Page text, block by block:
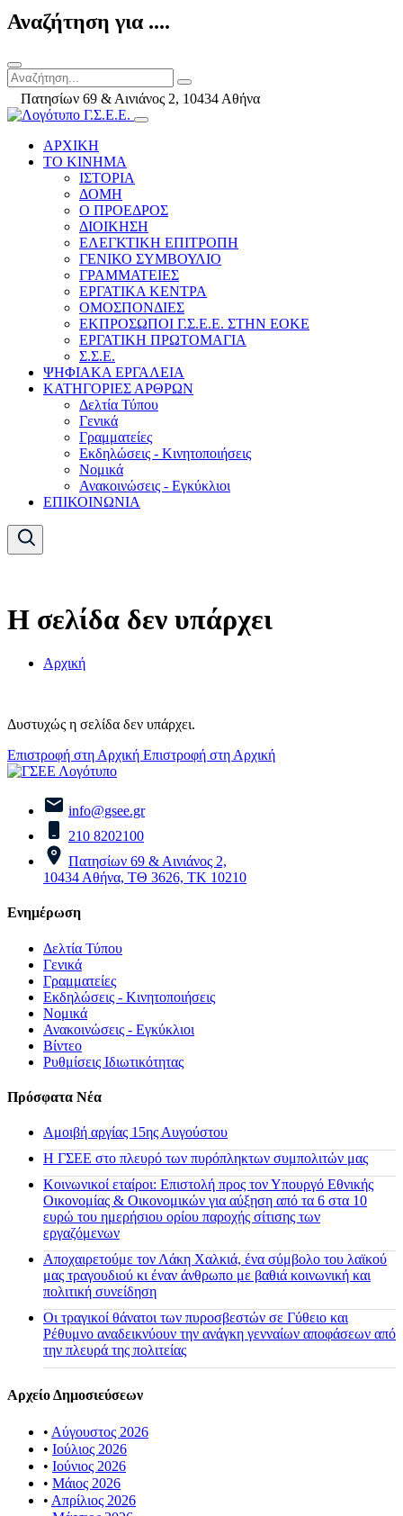
Αναζήτηση για ....
Πατησίων 69 & Αινιάνος 2, 10434 Αθήνα
ΑΡΧΙΚΗ
ΤΟ ΚΙΝΗΜΑ
ΙΣΤΟΡΙΑ
ΔΟΜΗ
Ο ΠΡΟΕΔΡΟΣ
ΔΙΟΙΚΗΣΗ
ΕΛΕΓΚΤΙΚΗ ΕΠΙΤΡΟΠΗ
ΓΕΝΙΚΟ ΣΥΜΒΟΥΛΙΟ
ΓΡΑΜΜΑΤΕΙΕΣ
ΕΡΓΑΤΙΚΑ ΚΕΝΤΡΑ
ΟΜΟΣΠΟΝΔΙΕΣ
ΕΚΠΡΟΣΩΠΟΙ Γ.Σ.Ε.Ε. ΣΤΗΝ ΕΟΚΕ
ΕΡΓΑΤΙΚΗ ΠΡΩΤΟΜΑΓΙΑ
Σ.Σ.Ε.
ΨΗΦΙΑΚΑ ΕΡΓΑΛΕΙΑ
ΚΑΤΗΓΟΡΙΕΣ ΑΡΘΡΩΝ
Δελτία Τύπου
Γενικά
Γραμματείες
Εκδηλώσεις - Κινητοποιήσεις
Νομικά
Ανακοινώσεις - Εγκύκλιοι
ΕΠΙΚΟΙΝΩΝΙΑ
Η σελίδα δεν υπάρχει
Αρχική
Δυστυχώς η σελίδα δεν υπάρχει.
Επιστροφή στη Αρχική Επιστροφή στη Αρχική
info@gsee.gr
210 8202100
Πατησίων 69 & Αινιάνος 2,
10434 Αθήνα, ΤΘ 3626, ΤΚ 10210
Ενημέρωση
Δελτία Τύπου
Γενικά
Γραμματείες
Εκδηλώσεις - Κινητοποιήσεις
Νομικά
Ανακοινώσεις - Εγκύκλιοι
Βίντεο
Ρυθμίσεις Ιδιωτικότητας
Πρόσφατα Νέα
Αμοιβή αργίας 15ης Αυγούστου
H ΓΣΕΕ στο πλευρό των πυρόπληκτων συμπολιτών μας
Κοινωνικοί εταίροι: Επιστολή προς τον Υπουργό Εθνικής
Οικονομίας & Οικονομικών για αύξηση από τα 6 στα 10
ευρώ του ημερήσιου ορίου παροχής σίτισης των
εργαζόμενων
Αποχαιρετούμε τον Λάκη Χαλκιά, ένα σύμβολο του λαϊκού
μας τραγουδιού κι έναν άνθρωπο με βαθιά κοινωνική και
πολιτική συνείδηση
Οι τραγικοί θάνατοι των πυροσβεστών σε Γύθειο και
Ρέθυμνο αναδεικνύουν την ανάγκη γενναίων αποφάσεων από
την πλευρά της πολιτείας
Αρχείο Δημοσιεύσεων
• Αύγουστος 2026
• Ιούλιος 2026
• Ιούνιος 2026
• Μάιος 2026
• Απρίλιος 2026